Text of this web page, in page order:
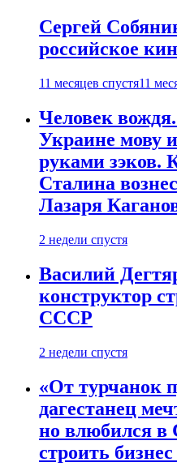
Сергей
российское
11 месяцев спустя11
Человек
Украине мову
руками зэков.
Сталина
Лазаря
2 недели спустя
Василий
конструктор
СССР
2 недели спустя
«От турчанок
дагестанец
но влюбился в
строить